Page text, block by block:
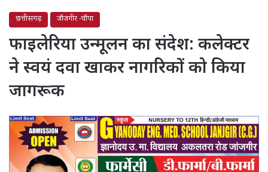
छत्तीसगढ़ जाँजगीर -चाँपा
फाइलेरिया उन्मूलन का संदेश: कलेक्टर
ने स्वयं दवा खाकर नागरिकों को किया
जागरूक